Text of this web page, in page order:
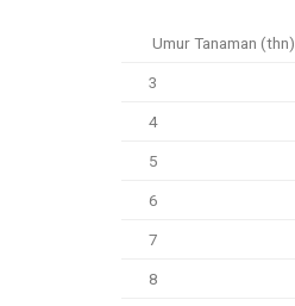
Umur Tanaman (thn)
3
4
5
6
7
8